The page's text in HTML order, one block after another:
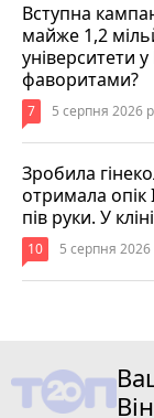
Вступна
майже 1,2
університети
фаворитами?
7 5 серпня 2026
Зробила
отримала опік
пів руки. У
10 5 серпня 2026